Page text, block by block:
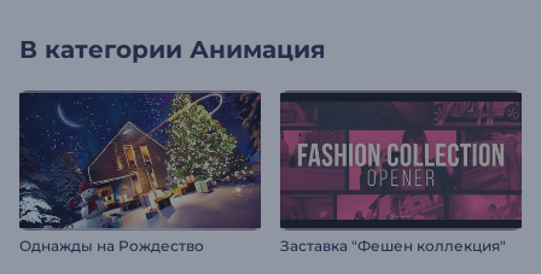
В категории Анимация
Однажды на Рождество Заставка "Фешен коллекция"